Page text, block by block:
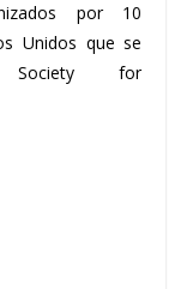
por 10
Unidos que se
Society for